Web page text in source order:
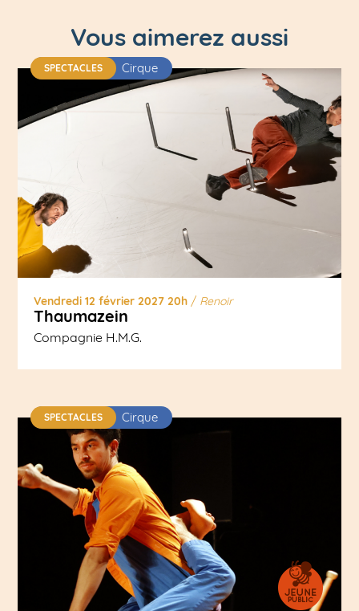
Vous aimerez aussi
Vendredi 12 février 2027 20h/ Renoir
Thaumazein
Compagnie H.M.G.
SPECTACLES Cirque
SPECTACLES Cirque